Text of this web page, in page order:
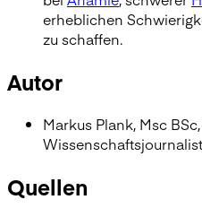
erheblichen
zu schaffen.
Autor
Markus Plank, Msc
Quellen